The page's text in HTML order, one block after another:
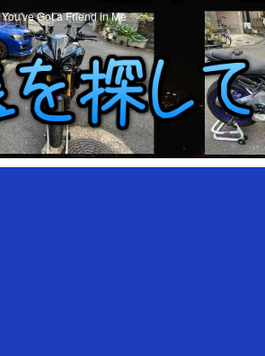
You've Got a Friend in Me